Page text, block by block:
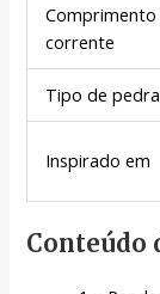
Comprimento
corrente
Tipo de
Inspirado em
Conteúdo